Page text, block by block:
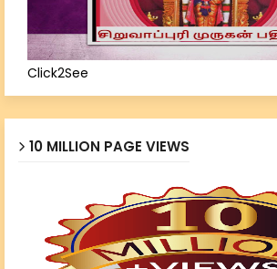
Click2See
10 MILLION PAGE VIEWS